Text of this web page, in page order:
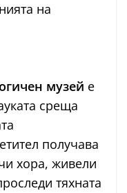
на
музей е
среща
получава
хора, живели
тяхната